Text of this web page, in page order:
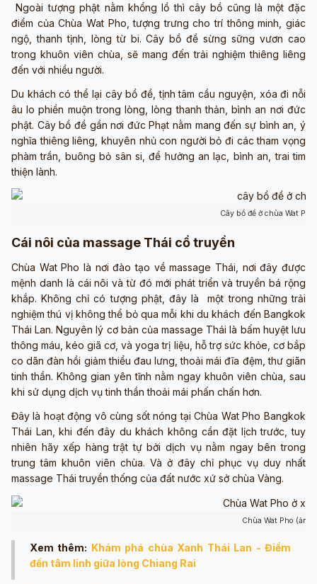
Ngoài tượng phật nằm khổng lồ thì cây bồ cũng là một đặc
điểm của Chùa Wat Pho, tượng trưng cho trí thông minh, giác
ngộ, thanh tịnh, lòng từ bi. Cây bồ đề sừng sững vươn cao
trong khuôn viên chùa, sẽ mang đến trải nghiệm thiêng liêng
đến với nhiều người.
Du khách có thể lại cây bồ đề, tịnh tâm cầu nguyện, xóa đi nỗi
âu lo phiền muộn trong lòng, lòng thanh thản, bình an nơi đức
phật. Cây bồ đề gần nơi đức Phạt nằm mang đến sự bình an, ý
nghĩa thiêng liêng, khuyên nhủ con người bỏ đi các tham vọng
phàm trần, buông bỏ sân si, để hưởng an lạc, bình an, trai tim
thiện lành.
Cây bồ đề ở chùa Wat
Cái nôi của massage Thái cổ truyền
Chùa Wat Pho là nơi đào tạo về massage Thái, nơi đây được
mệnh danh là cái nôi và từ đó mới phát triển và truyền bá rộng
khắp. Không chỉ có tượng phật, đây là một trong những trải
nghiệm thú vị không thể bỏ qua mỗi khi du khách đến Bangkok
Thái Lan. Nguyên lý cơ bản của massage Thái là bấm huyệt lưu
thông máu, kéo giã cơ, và yoga trị liệu, hỗ trợ sức khỏe, cơ bắp
co dãn đàn hồi giảm thiểu đau lưng, thoải mái đĩa đệm, thư giãn
tinh thần. Không gian yên tĩnh nằm ngay khuôn viên chùa, sau
khi sử dụng dịch vụ tinh thần thoải mái phấn chấn hơn.
Đây là hoạt động vô cùng sốt nóng tại Chùa Wat Pho Bangkok
Thái Lan, khi đến đây du khách không cần đặt lịch trước, tuy
nhiên hãy xếp hàng trật tự bởi dịch vụ nằm ngay bên trong
trung tâm khuôn viên chùa. Và ở đây chỉ phục vụ duy nhất
massage Thái truyền thống của đất nước xứ sở chùa Vàng.
Chùa Wat Pho (ảnh
Xem thêm: Khám phá chùa Xanh Thái Lan - Điểm
đến tâm linh giữa lòng Chiang Rai